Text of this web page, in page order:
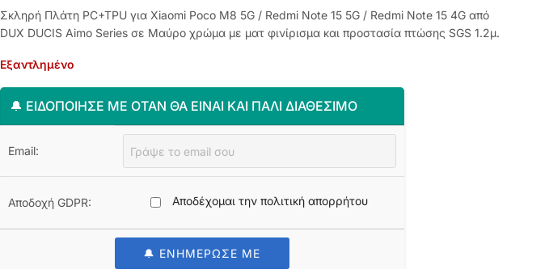
Σκληρή Πλάτη PC+TPU για Xiaomi Poco M8 5G / Redmi Note 15 5G / Redmi Note 15 4G από
DUX DUCIS Aimo Series σε Μαύρο χρώμα με ματ φινίρισμα και προστασία πτώσης SGS 1.2μ.
Εξαντλημένο
🔔 ΕΙΔΟΠΟΊΗΣΈ ΜΕ ΌΤΑΝ ΘΑ ΕΊΝΑΙ ΚΑΙ ΠΆΛΙ ΔΙΑΘΈΣΙΜΟ
Email:
Αποδοχή GDPR: Αποδέχομαι την πολιτική απορρήτου
🔔 ΕΝΗΜΕΡΩΣΕ ΜΕ